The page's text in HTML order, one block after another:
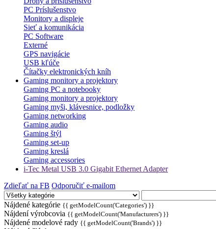
PC Príslušenstvo
Monitory a displeje
Sieť a komunikácia
PC Software
Externé
GPS navigácie
USB kľúče
Čítačky elektronických kníh
Gaming monitory a projektory
Gaming PC a notebooky
Gaming monitory a projektory
Gaming myši, klávesnice, podložky
Gaming networking
Gaming audio
Gaming štýl
Gaming set-up
Gaming kreslá
Gaming accessories
i-Tec Metal USB 3.0 Gigabit Ethernet Adapter
Zdieľať na FB Odporučiť e-mailom
Nájdené kategórie {{ getModelCount('Categories') }}
Nájdení výrobcovia {{ getModelCount('Manufacturers') }}
Nájdené modelové rady {{ getModelCount('Brands') }}